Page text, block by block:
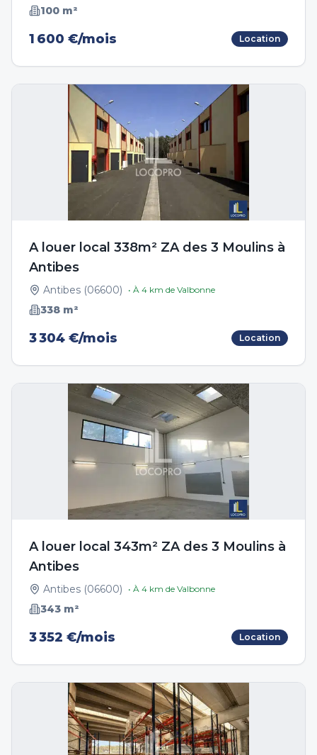
100 m²
1 600 €/mois Location
A louer local 338m² ZA des 3 Moulins à
Antibes
Antibes (06600) • À 4 km de Valbonne
338 m²
3 304 €/mois Location
A louer local 343m² ZA des 3 Moulins à
Antibes
Antibes (06600) • À 4 km de Valbonne
343 m²
3 352 €/mois Location